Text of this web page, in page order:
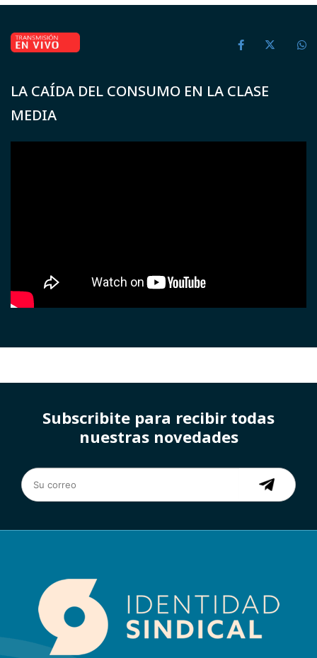
LA CAÍDA DEL CONSUMO EN LA CLASE
MEDIA
Subscribite para recibir todas
nuestras novedades